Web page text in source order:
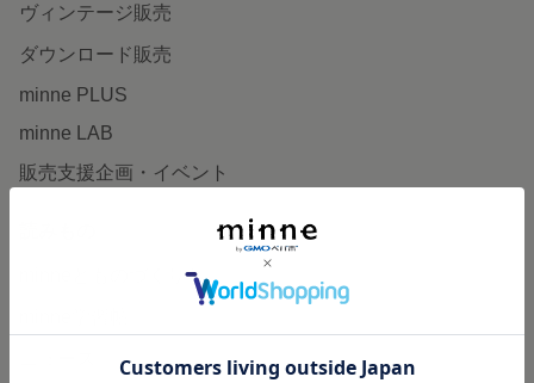
ヴィンテージ販売
ダウンロード販売
minne PLUS
minne LAB
販売支援企画・イベント
minneとものづくりと